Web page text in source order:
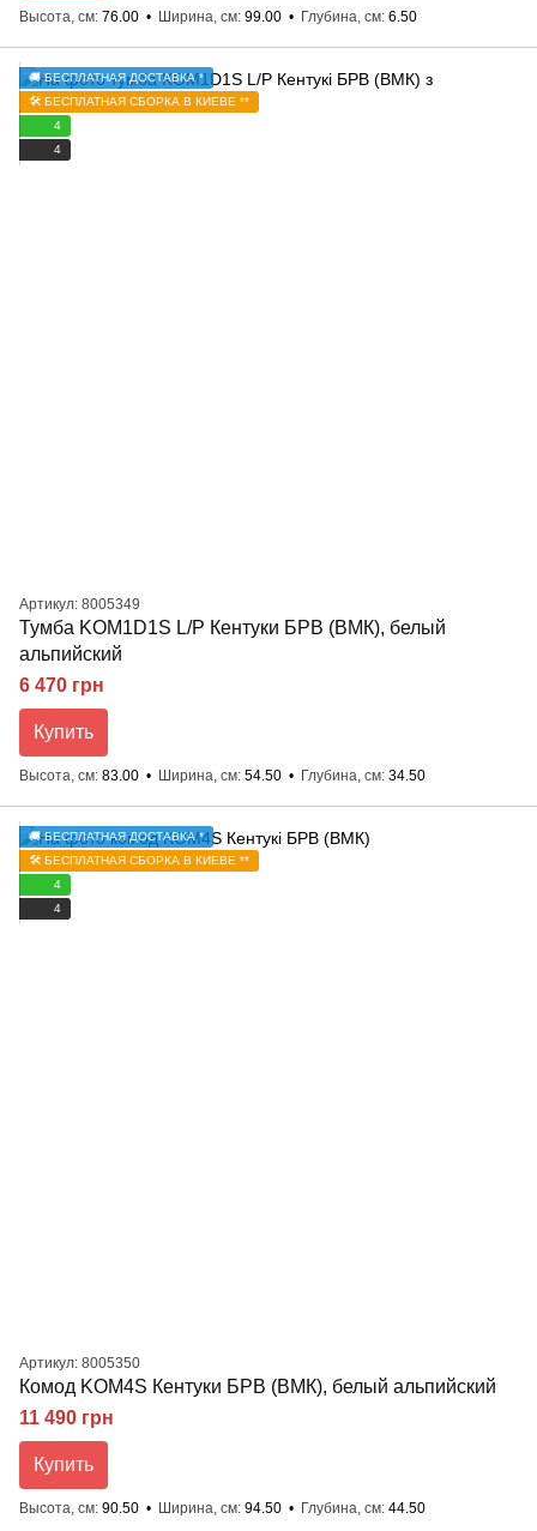
Высота, см 76.00 Ширина, см 99.00 Глубина, см 6.50
🚚 БЕСПЛАТНАЯ ДОСТАВКА *
🛠️ БЕСПЛАТНАЯ СБОРКА В КИЕВЕ **
4
4
Артикул: 8005349
Тумба KOM1D1S L/P Кентуки БРВ (ВМК), белый
альпийский
6 470 грн
Купить
Высота, см 83.00 Ширина, см 54.50 Глубина, см 34.50
🚚 БЕСПЛАТНАЯ ДОСТАВКА *
🛠️ БЕСПЛАТНАЯ СБОРКА В КИЕВЕ **
4
4
Артикул: 8005350
Комод KOM4S Кентуки БРВ (ВМК), белый альпийский
11 490 грн
Купить
Высота, см 90.50 Ширина, см 94.50 Глубина, см 44.50